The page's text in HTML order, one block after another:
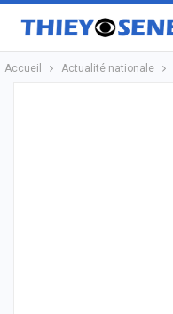
Accueil Actualité nationale